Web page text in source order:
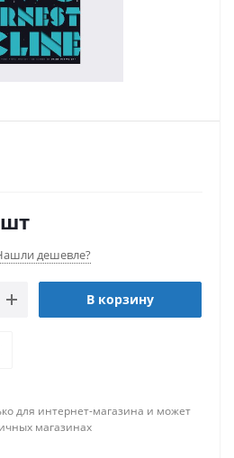
дешевле?
В корзину
для интернет-магазина и может
магазинах